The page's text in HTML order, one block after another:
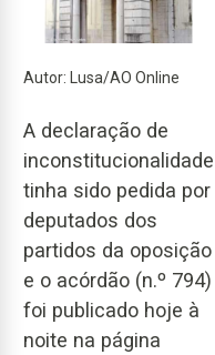
Autor: Lusa/AO Online
A declaração de
inconstitucionalidade
tinha sido pedida por
deputados dos
partidos da oposição
e o acórdão (n.º 794)
foi publicado hoje à
noite na página